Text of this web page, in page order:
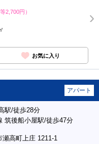
2,700円）
お気に入り
アパート
駅/徒歩28分
筑後船小屋駅/徒歩47分
瀬高町上庄 1211-1